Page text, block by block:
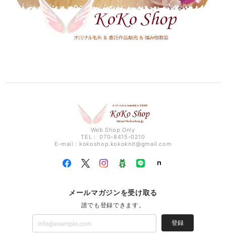
Web Shop Only
TEL： 070-8415-0210
E-mail： kokoshop.kokoknit@gmail.com
メールマガジンを受け取る
誰でも登録できます。
登録